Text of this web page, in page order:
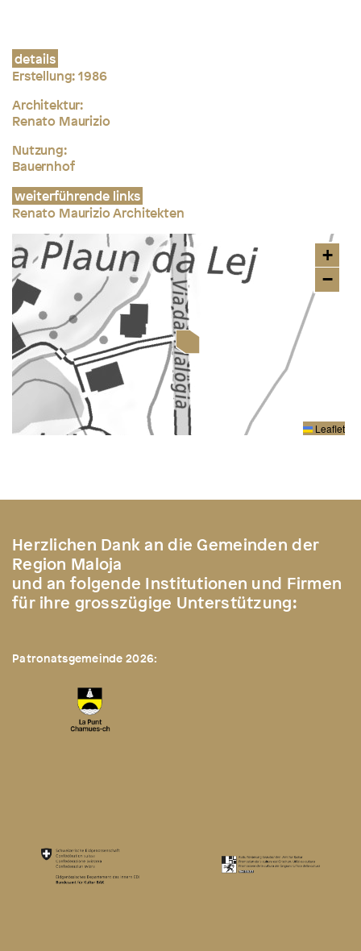
details
Erstellung: 1986
Architektur:
Renato Maurizio
Nutzung:
Bauernhof
weiterführende links
Renato Maurizio Architekten
+
−
Leaflet
Herzlichen Dank an die Gemeinden der
Region Maloja
und an folgende Institutionen und Firmen
für ihre grosszügige Unterstützung:
Patronatsgemeinde 2026: